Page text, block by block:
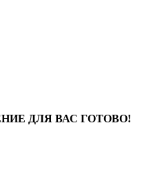
ДЛЯ ВАС ГОТОВО!